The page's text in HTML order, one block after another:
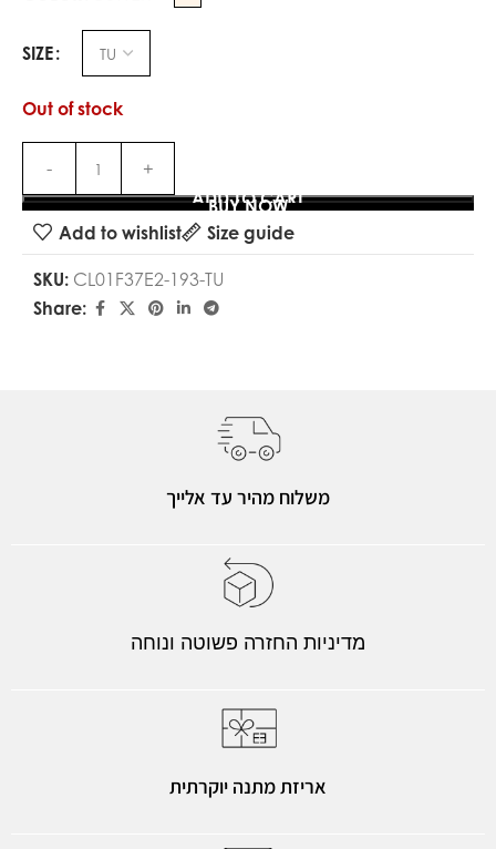
SIZE
Out of stock
ADD TO CART
BUY NOW
Add to wishlist
Size guide
SKU: CL01F37E2-193-TU
Share:
משלוח מהיר עד אלייך
מדיניות החזרה פשוטה ונוחה
אריזת מתנה יוקרתית